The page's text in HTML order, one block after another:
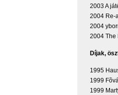
2003 A
2004 Re-
2004
2004 The
Díjak,
1995
1999
1999